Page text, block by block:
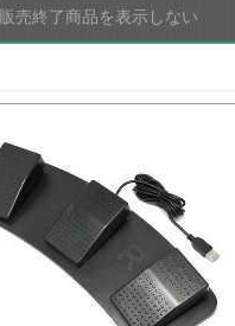
販売終了商品を表示しない